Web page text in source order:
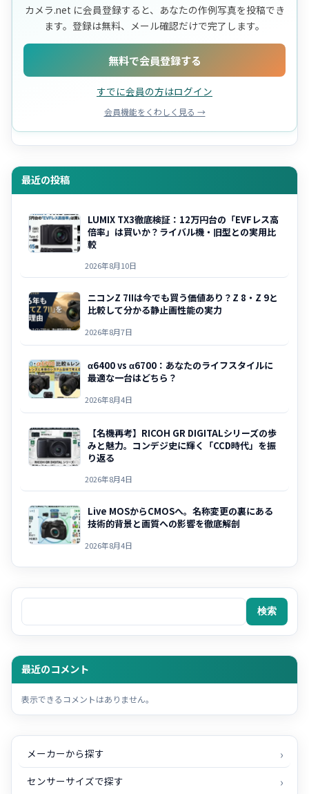
カメラ.net に会員登録すると、あなたの作例写真を投稿でき
ます。登録は無料、メール確認だけで完了します。
無料で会員登録する
すでに会員の方はログイン
会員機能をくわしく見る →
最近の投稿
LUMIX TX3徹底検証：12万円台の「EVFレス高
倍率」は買いか？ライバル機・旧型との実用比
較
2026年8月10日
ニコンZ 7IIは今でも買う価値あり？Z 8・Z 9と
比較して分かる静止画性能の実力
2026年8月7日
α6400 vs α6700：あなたのライフスタイルに
最適な一台はどちら？
2026年8月4日
【名機再考】RICOH GR DIGITALシリーズの歩
みと魅力。コンデジ史に輝く「CCD時代」を振
り返る
2026年8月4日
Live MOSからCMOSへ。名称変更の裏にある
技術的背景と画質への影響を徹底解剖
2026年8月4日
検索
検索
最近のコメント
表示できるコメントはありません。
メーカーから探す
センサーサイズで探す